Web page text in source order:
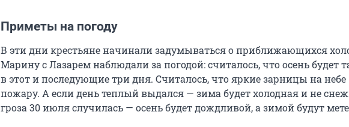
Приметы на погоду
В эти дни крестьяне начинали задумываться о приближающихся
Марину с Лазарем наблюдали за погодой: считалось, что осень будет
в этот и последующие три дня. Считалось, что яркие зарницы на
пожару. А если день теплый выдался — зима будет холодная и не
гроза 30 июля случилась — осень будет дождливой, а зимой будут